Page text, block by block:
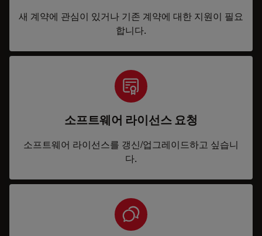
새 계약에 관심이 있거나 기존 계약에 대한 지원이 필요
합니다.
소프트웨어 라이선스 요청
소프트웨어 라이선스를 갱신/업그레이드하고 싶습니
다.